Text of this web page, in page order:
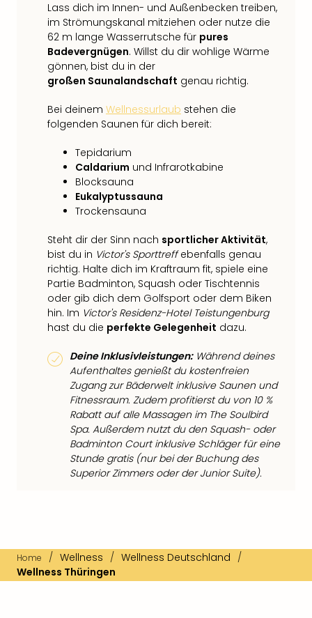
Lass dich im Innen- und Außenbecken treiben,
im Strömungskanal mitziehen oder nutze die
62 m lange Wasserrutsche für pures
Badevergnügen. Willst du dir wohlige Wärme
gönnen, bist du in der
großen Saunalandschaft genau richtig.
Bei deinem Wellnessurlaub stehen die
folgenden Saunen für dich bereit:
Tepidarium
Caldarium und Infrarotkabine
Blocksauna
Eukalyptussauna
Trockensauna
Steht dir der Sinn nach sportlicher Aktivität,
bist du in Victor's Sporttreffebenfalls genau
richtig. Halte dich im Kraftraum fit, spiele eine
Partie Badminton, Squash oder Tischtennis
oder gib dich dem Golfsport oder dem Biken
hin. Im Victor's Residenz-Hotel Teistungenburg
hast du die perfekte Gelegenheit dazu.
Deine Inklusivleistungen:Während deines
Aufenthaltes genießt du kostenfreien
Zugang zur Bäderwelt inklusive Saunen und
Fitnessraum. Zudem profitierst du von 10 %
Rabatt auf alle Massagen im The Soulbird
Spa. Außerdem nutzt du den Squash- oder
Badminton Court inklusive Schläger für eine
Stunde gratis (nur bei der Buchung des
Superior Zimmers oder der Junior Suite).
Home / Wellness / Wellness Deutschland /
Wellness Thüringen